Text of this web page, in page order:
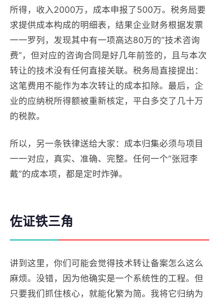
所得，收入2000万，成本申报了500万。税务局要
求提供成本构成的明细表，结果企业财务根据发票
一一罗列，发现其中有一项高达80万的“技术咨询
费”，但对应的咨询合同是好几年前签的，且与本次
转让的技术没有任何直接关联。税务局直接提出：
这笔费用不能作为本次转让的成本扣除。最后，企
业的应纳税所得额被重新核定，平白多交了几十万
的税款。
所以，另一条铁律送给大家：成本归集必须与项目
一一对应，真实、准确、完整。任何一个“张冠李
戴”的成本项，都是定时炸弹。
佐证铁三角
讲到这里，你们可能会觉得技术转让备案怎么这么
麻烦。没错，因为他确实是一个系统性的工程。但
只要我们抓住核心，就能化繁为简。我将它归纳为